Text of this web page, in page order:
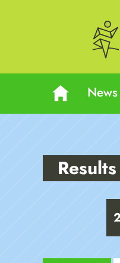
News
Results